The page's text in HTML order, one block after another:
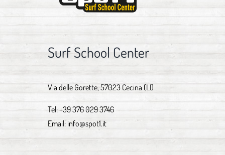
Surf School Center
Via delle Gorette, 57023 Cecina (LI)
Tel:+39 376 029 3746
Email: info@spot1.it